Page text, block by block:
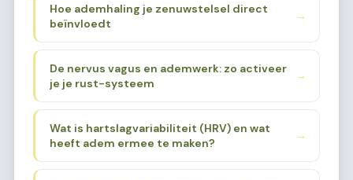
Hoe ademhaling je zenuwstelsel direct
beïnvloedt
→
De nervus vagus en ademwerk: zo activeer
je je rust-systeem
→
Wat is hartslagvariabiliteit (HRV) en wat
heeft adem ermee te maken?
→